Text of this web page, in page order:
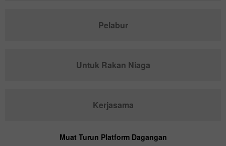
Pelabur
Untuk Rakan Niaga
Kerjasama
Muat Turun Platform Dagangan